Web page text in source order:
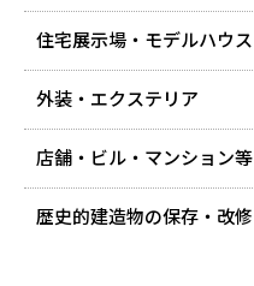
住宅展示場・モデルハウス
外装・エクステリア
店舗・ビル・マンション等
歴史的建造物の保存・改修